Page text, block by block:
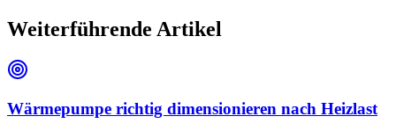
Weiterführende Artikel
Wärmepumpe richtig dimensionieren nach Heizlast